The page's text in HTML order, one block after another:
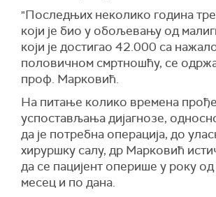
"Последњих неколико година
који је био у обољевању од
који је достигао 42.000 са
половичном смртношћу, се
проф. Марковић.
На питање колико времена
успостављања дијагнозе,
да је потребна операција, до
хируршку салу, др Марковић
да се пацијент оперише у року
месец и по дана.